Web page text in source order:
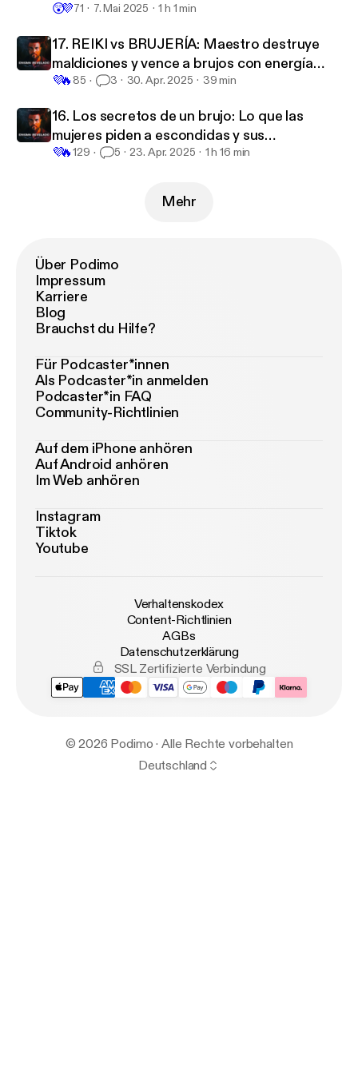
😲💜71 7. Mai 2025 1 h 1 min
17. REIKI vs BRUJERÍA: Maestro destruye
maldiciones y vence a brujos con energía
pura
💜🔥85 3 30. Apr. 2025 39 min
16. Los secretos de un brujo: Lo que las
mujeres piden a escondidas y sus
consecuencias
💜🔥129 5 23. Apr. 2025 1 h 16 min
Mehr
Über Podimo
Impressum
Karriere
Blog
Brauchst du Hilfe?
Für Podcaster*innen
Als Podcaster*in anmelden
Podcaster*in FAQ
Community-Richtlinien
Auf dem iPhone anhören
Auf Android anhören
Im Web anhören
Instagram
Tiktok
Youtube
Verhaltenskodex
Content-Richtlinien
AGBs
Datenschutzerklärung
SSL Zertifizierte Verbindung
© 2026 Podimo · Alle Rechte vorbehalten
Deutschland